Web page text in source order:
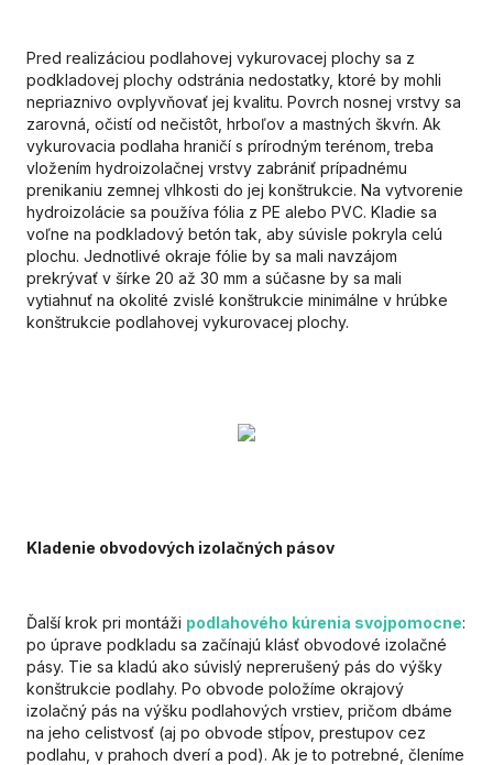
Pred realizáciou podlahovej vykurovacej plochy sa z
podkladovej plochy odstránia nedostatky, ktoré by mohli
nepriaznivo ovplyvňovať jej kvalitu. Povrch nosnej vrstvy sa
zarovná, očistí od nečistôt, hrboľov a mastných škvŕn. Ak
vykurovacia podlaha hraničí s prírodným terénom, treba
vložením hydroizolačnej vrstvy zabrániť prípadnému
prenikaniu zemnej vlhkosti do jej konštrukcie. Na vytvorenie
hydroizolácie sa používa fólia z PE alebo PVC. Kladie sa
voľne na podkladový betón tak, aby súvisle pokryla celú
plochu. Jednotlivé okraje fólie by sa mali navzájom
prekrývať v šírke 20 až 30 mm a súčasne by sa mali
vytiahnuť na okolité zvislé konštrukcie minimálne v hrúbke
konštrukcie podlahovej vykurovacej plochy.
Kladenie obvodových izolačných pásov
Ďalší krok pri montáži podlahového kúrenia svojpomocne:
po úprave podkladu sa začínajú klásť obvodové izolačné
pásy. Tie sa kladú ako súvislý neprerušený pás do výšky
konštrukcie podlahy. Po obvode položíme okrajový
izolačný pás na výšku podlahových vrstiev, pričom dbáme
na jeho celistvosť (aj po obvode stĺpov, prestupov cez
podlahu, v prahoch dverí a pod). Ak je to potrebné, členíme